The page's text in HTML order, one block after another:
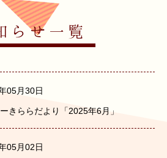
らせ一覧
05月30日
きららだより「2025年6月」
05月02日